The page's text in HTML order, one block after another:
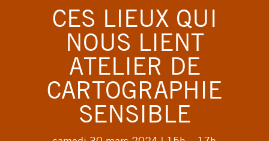
CES LIEUX QUI
NOUS LIENT
ATELIER DE
CARTOGRAPHIE
SENSIBLE